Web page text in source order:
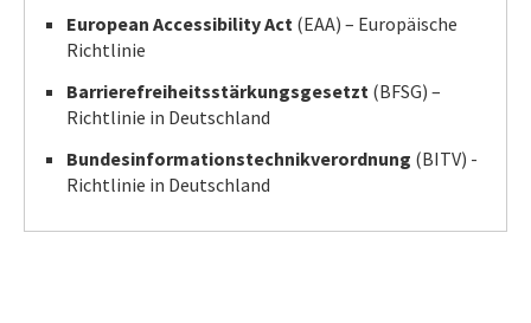
European Accessibility Act (EAA) – Europäische
Richtlinie
Barrierefreiheitsstärkungsgesetzt (BFSG) –
Richtlinie in Deutschland
Bundesinformationstechnikverordnung (BITV) -
Richtlinie in Deutschland